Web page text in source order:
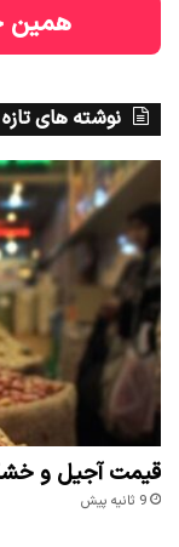
همین
نوشته های تازه
قیمت آجیل و خشکبار ۱۸
9 ثانیه پیش